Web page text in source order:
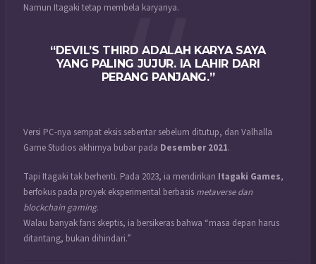
Namun Itagaki tetap membela karyanya.
“DEVIL’S THIRD ADALAH KARYA SAYA
YANG PALING JUJUR. IA LAHIR DARI
PERANG PANJANG.”
Versi PC-nya sempat eksis sebentar sebelum ditutup, dan Valhalla
Game Studios akhirnya bubar pada Desember 2021.
Tapi Itagaki tak berhenti. Pada 2023, ia mendirikan Itagaki Games,
berfokus pada proyek eksperimental berbasis metaverse dan
blockchain gaming.
Walau banyak fans skeptis, ia bersikeras bahwa “masa depan harus
ditantang, bukan dihindari.”